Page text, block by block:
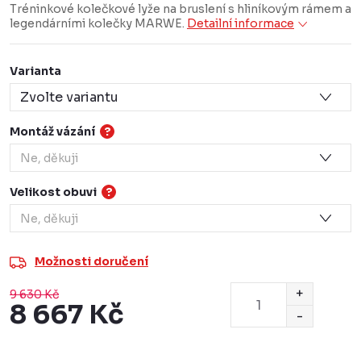
Tréninkové kolečkové lyže na bruslení s hliníkovým rámem a
legendárními kolečky MARWE. Detailní informace
Varianta
Montáž vázání ?
Velikost obuvi ?
Možnosti doručení
9 630 Kč
8 667 Kč